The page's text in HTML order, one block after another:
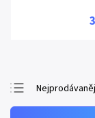
Nejlevnější